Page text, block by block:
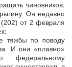
чиновников,
Он недавно
от 2 февраля
тяжбы по поводу
И они «плавно»